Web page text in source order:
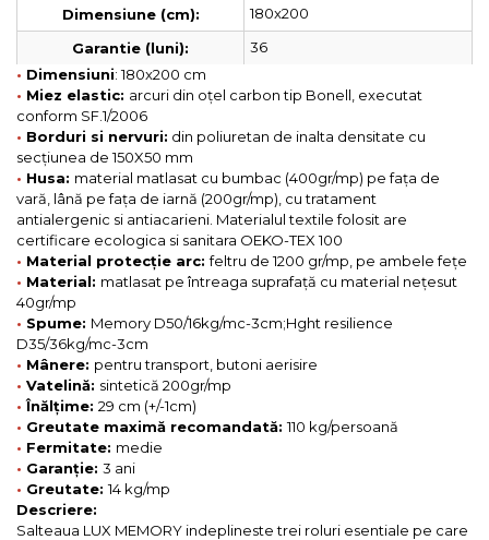
Dimensiune (cm):
180x200
Garantie (luni):
36
• Dimensiuni: 180x200 cm
• Miez elastic: arcuri din oțel carbon tip Bonell, executat
conform SF.1/2006
• Borduri si nervuri: din poliuretan de inalta densitate cu
secțiunea de 150X50 mm
• Husa: material matlasat cu bumbac (400gr/mp) pe fața de
vară, lână pe fața de iarnă (200gr/mp), cu tratament
antialergenic si antiacarieni. Materialul textile folosit are
certificare ecologica si sanitara OEKO-TEX 100
• Material protecție arc:feltru de 1200 gr/mp, pe ambele fețe
• Material: matlasat pe întreaga suprafață cu material nețesut
40gr/mp
• Spume: Memory D50/16kg/mc-3cm;Hght resilience
D35/36kg/mc-3cm
• Mânere: pentru transport, butoni aerisire
• Vatelină: sintetică 200gr/mp
• Înălțime: 29 cm (+/-1cm)
• Greutate maximă recomandată:110 kg/persoană
• Fermitate: medie
• Garanție: 3 ani
• Greutate:14 kg/mp
Descriere:
Salteaua LUX MEMORY indeplineste trei roluri esentiale pe care